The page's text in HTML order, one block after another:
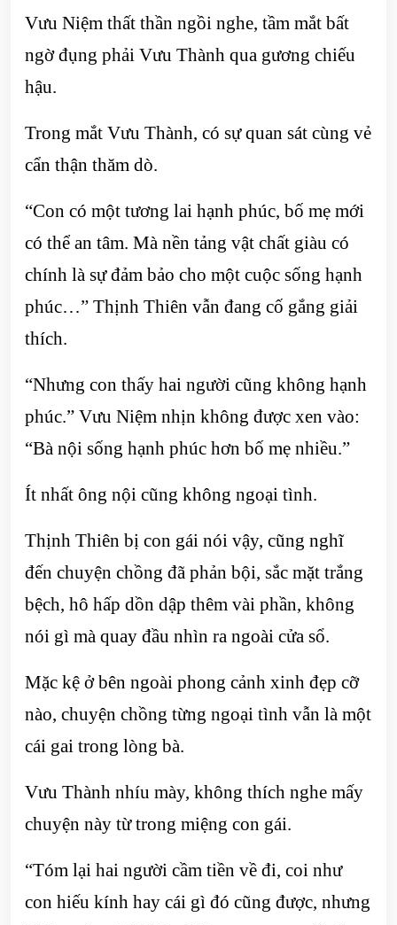
Vưu Niệm thất thần ngồi nghe, tầm mắt bất
ngờ đụng phải Vưu Thành qua gương chiếu
hậu.
Trong mắt Vưu Thành, có sự quan sát cùng vẻ
cẩn thận thăm dò.
“Con có một tương lai hạnh phúc, bố mẹ mới
có thể an tâm. Mà nền tảng vật chất giàu có
chính là sự đảm bảo cho một cuộc sống hạnh
phúc…” Thịnh Thiên vẫn đang cố gắng giải
thích.
“Nhưng con thấy hai người cũng không hạnh
phúc.” Vưu Niệm nhịn không được xen vào:
“Bà nội sống hạnh phúc hơn bố mẹ nhiều.”
Ít nhất ông nội cũng không ngoại tình.
Thịnh Thiên bị con gái nói vậy, cũng nghĩ
đến chuyện chồng đã phản bội, sắc mặt trắng
bệch, hô hấp dồn dập thêm vài phần, không
nói gì mà quay đầu nhìn ra ngoài cửa sổ.
Mặc kệ ở bên ngoài phong cảnh xinh đẹp cỡ
nào, chuyện chồng từng ngoại tình vẫn là một
cái gai trong lòng bà.
Vưu Thành nhíu mày, không thích nghe mấy
chuyện này từ trong miệng con gái.
“Tóm lại hai người cầm tiền về đi, coi như
con hiếu kính hay cái gì đó cũng được, nhưng